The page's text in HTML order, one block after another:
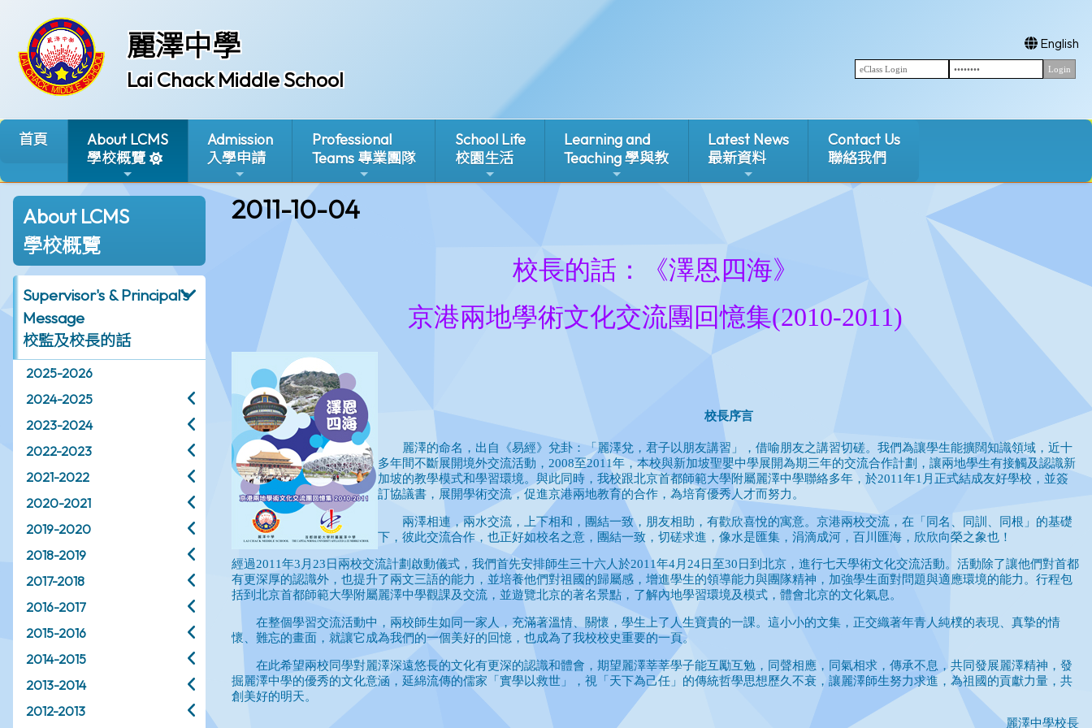
麗澤中學
Lai Chack Middle School
English
首頁
About LCMS
學校概覽
Admission
入學申請
Professional
Teams 專業團隊
School Life
校園生活
Learning and
Teaching 學與教
Latest News
最新資料
Contact Us
聯絡我們
About LCMS
學校概覽
Supervisor's & Principal's
Message
校監及校長的話
2025-2026
2024-2025
2023-2024
2022-2023
2021-2022
2020-2021
2019-2020
2018-2019
2017-2018
2016-2017
2015-2016
2014-2015
2013-2014
2012-2013
2011-10-04